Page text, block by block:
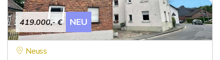
419.000,- € NEU
Neuss